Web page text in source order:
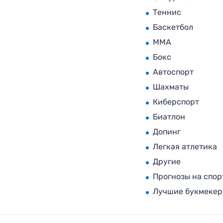
Теннис
Баскетбол
MMA
Бокс
Автоспорт
Шахматы
Киберспорт
Биатлон
Допинг
Легкая атлетика
Другие
Прогнозы на
Лучшие